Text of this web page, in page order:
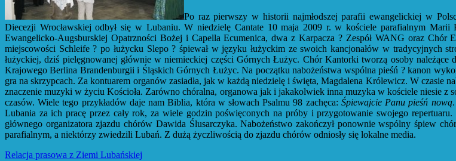
Po raz pierwszy w historii najmłodszej parafii ewangelickiej w
Diecezji Wrocławskiej odbył się w Lubaniu. W niedzielę Cantate 10 maja 2009 r. w kościele parafialnym
Ewangelicko-Augsburskiej Opatrzności Bożej i Capella Ecumenica, dwa z Karpacza ? Zespół WANG oraz
miejscowości Schleife ? po łużycku Slepo ? śpiewał w języku łużyckim ze swoich kancjonałów w tradycyjnych
łużyckiej, dziś pielęgnowanej głównie w niemieckiej części Górnych Łużyc. Chór Kantorki tworzą osoby
Krajowego Berlina Brandenburgii i Śląskich Górnych Łużyc. Na początku nabożeństwa wspólna pieśń ? kanon
gra na skrzypcach. Za kontuarem organów zasiadła, jak w każdą niedzielę i święta, Magdalena Królewicz. W czasie
znaczenie muzyki w życiu Kościoła. Zarówno chóralna, organowa jak i jakakolwiek inna muzyka w kościele niesie z
czasów. Wiele tego przykładów daje nam Biblia, która w słowach Psalmu 98 zachęca: Śpiewajcie Panu pieśń nową
Lubania za ich pracę przez cały rok, za wiele godzin poświęconych na próby i przygotowanie swojego
głównego organizatora zjazdu chórów Dawida Ślusarczyka. Nabożeństwo zakończył ponownie wspólny śpiew
parafialnym, a niektórzy zwiedzili Lubań. Z dużą życzliwością do zjazdu chórów odniosły się lokalne media.
Relacja prasowa z Ziemi Lubańskiej